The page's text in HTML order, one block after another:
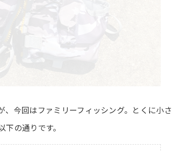
今回はファミリーフィッシング。とくに小さ
下の通りです。